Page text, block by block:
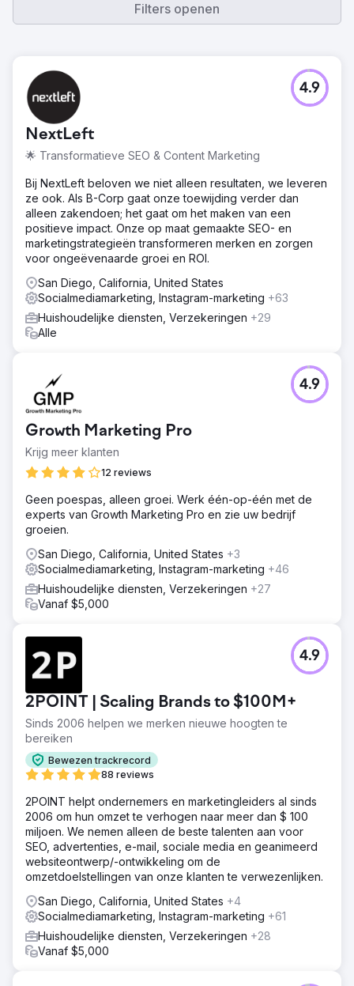
Filters openen
NextLeft
🌟 Transformatieve SEO & Content Marketing
4.9
Bij NextLeft beloven we niet alleen resultaten, we leveren
ze ook. Als B-Corp gaat onze toewijding verder dan
alleen zakendoen; het gaat om het maken van een
positieve impact. Onze op maat gemaakte SEO- en
marketingstrategieën transformeren merken en zorgen
voor ongeëvenaarde groei en ROI.
San Diego, California, United States
Socialmediamarketing, Instagram-marketing +63
Huishoudelijke diensten, Verzekeringen +29
Alle
Growth Marketing Pro
Krijg meer klanten
12 reviews
4.9
Geen poespas, alleen groei. Werk één-op-één met de
experts van Growth Marketing Pro en zie uw bedrijf
groeien.
San Diego, California, United States +3
Socialmediamarketing, Instagram-marketing +46
Huishoudelijke diensten, Verzekeringen +27
Vanaf $5,000
2POINT | Scaling Brands to $100M+
Sinds 2006 helpen we merken nieuwe hoogten te
bereiken
Bewezen trackrecord
88 reviews
4.9
2POINT helpt ondernemers en marketingleiders al sinds
2006 om hun omzet te verhogen naar meer dan $ 100
miljoen. We nemen alleen de beste talenten aan voor
SEO, advertenties, e-mail, sociale media en geanimeerd
websiteontwerp/-ontwikkeling om de
omzetdoelstellingen van onze klanten te verwezenlijken.
San Diego, California, United States +4
Socialmediamarketing, Instagram-marketing +61
Huishoudelijke diensten, Verzekeringen +28
Vanaf $5,000